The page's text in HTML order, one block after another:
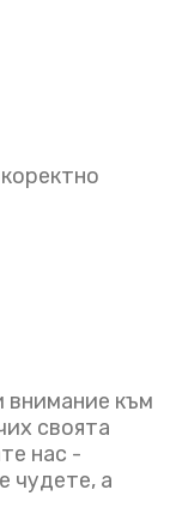
внимание към
своята
нас -
чудете, а